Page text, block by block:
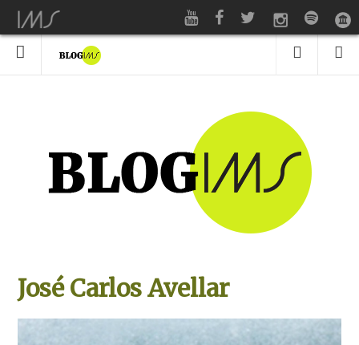
José Carlos Avellar